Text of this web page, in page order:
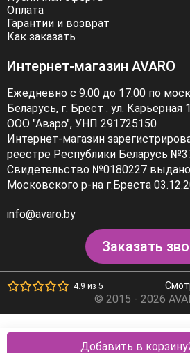
Добавить в корзину
Оплата
Гарантии и возврат
Как заказать
Интернет-магазин AVARO
Ежедневно с 9.00 до 17.00 по
Беларусь, г. Брест . ул. Карьерная
ООО "Аваро", УНП 291725150
Интернет-магазин
реестре Республики Беларусь
Свидетельство №0180227
Московского р-на г.Бреста
info@avaro.by
Заказать
4.9 из 5
© 2015 - 2026